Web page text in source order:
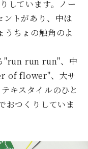
しています。ノー
ントがあり、中は
うちょの触角のよ
"run run run"、中
of flower"、大サ
キスタイルのひと
つくりしていま